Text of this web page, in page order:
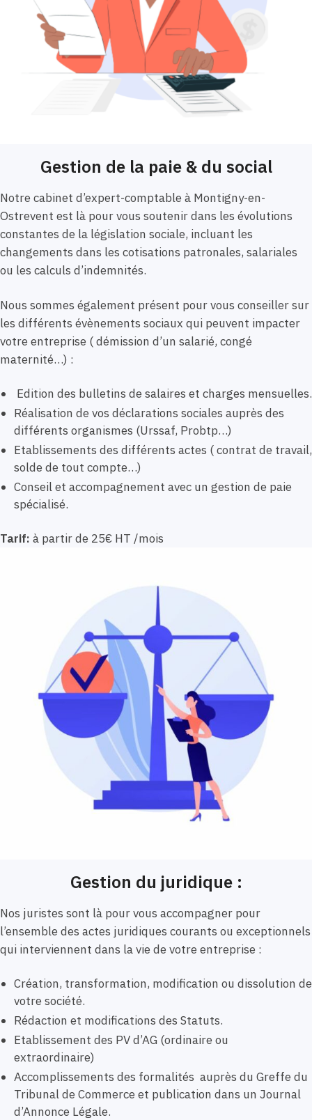
Gestion de la paie & du social
Notre cabinet d’expert-comptable à Montigny-en-
Ostrevent est là pour vous soutenir dans les évolutions
constantes de la législation sociale, incluant les
changements dans les cotisations patronales, salariales
ou les calculs d’indemnités.
Nous sommes également présent pour vous conseiller sur
les différents évènements sociaux qui peuvent impacter
votre entreprise ( démission d’un salarié, congé
maternité…) :
Edition des bulletins de salaires et charges mensuelles.
Réalisation de vos déclarations sociales auprès des
différents organismes (Urssaf, Probtp…)
Etablissements des différents actes ( contrat de travail,
solde de tout compte…)
Conseil et accompagnement avec un gestion de paie
spécialisé.
Tarif: à partir de 25€ HT /mois
Gestion du juridique :
Nos juristes sont là pour vous accompagner pour
l’ensemble des actes juridiques courants ou exceptionnels
qui interviennent dans la vie de votre entreprise :
Création, transformation, modification ou dissolution de
votre société.
Rédaction et modifications des Statuts.
Etablissement des PV d’AG (ordinaire ou
extraordinaire)
Accomplissements des formalités auprès du Greffe du
Tribunal de Commerce et publication dans un Journal
d’Annonce Légale.